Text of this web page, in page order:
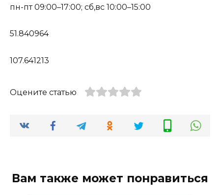
пн-пт 09:00–17:00; сб,вс 10:00–15:00
51.840964
107.641213
Оцените статью
Вам также может понравиться